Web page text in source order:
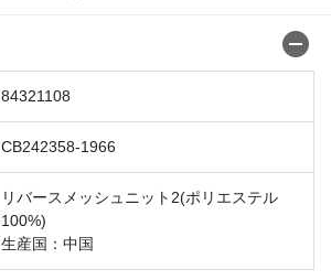
84321108
CB242358-1966
リバースメッシュニット2(ポリエステル
100%)
生産国：中国